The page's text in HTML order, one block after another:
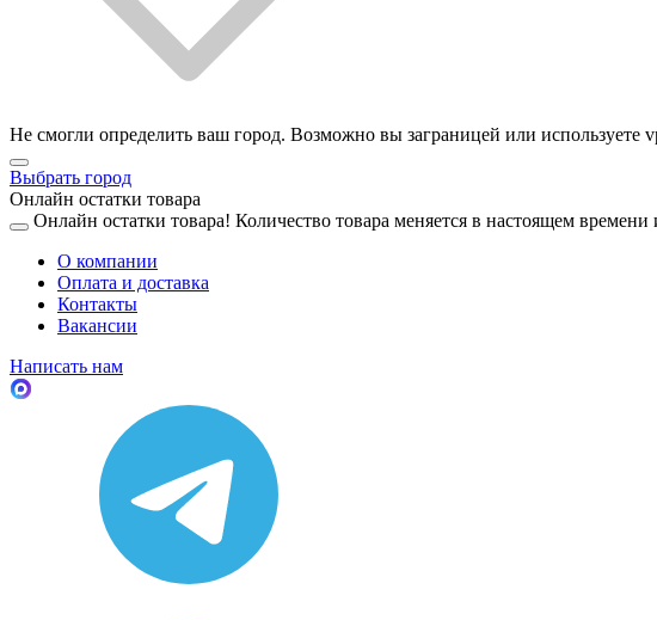
Не смогли определить ваш город. Возможно вы заграницей или используете
Выбрать город
Онлайн остатки товара
Онлайн остатки товара! Количество товара меняется в настоящем времени
О компании
Оплата и доставка
Контакты
Вакансии
Написать нам